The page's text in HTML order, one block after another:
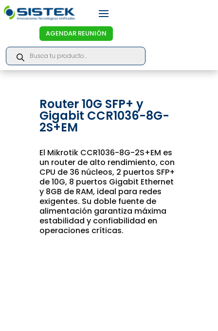
AGENDAR REUNIÓN
Products
search
Router 10G SFP+ y
Gigabit CCR1036-8G-
2S+EM
El Mikrotik CCR1036-8G-2S+EM es
un router de alto rendimiento, con
CPU de 36 núcleos, 2 puertos SFP+
de 10G, 8 puertos Gigabit Ethernet
y 8GB de RAM, ideal para redes
exigentes. Su doble fuente de
alimentación garantiza máxima
estabilidad y confiabilidad en
operaciones críticas.